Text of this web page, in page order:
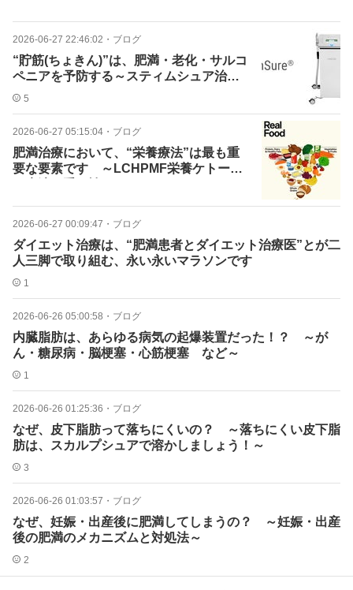
2026-06-27 22:46:02 ・ ブログ
“貯筋(ちょきん)”は、肥満・老化・サルコ
ペニアを予防する～スティムシュア治療
のすすめ～
5
2026-06-27 05:15:04 ・ ブログ
肥満治療において、“栄養療法”は最も重
要な要素です ～LCHPMF栄養ケトーシ
2026-06-27 00:09:47 ・ ブログ
ダイエット治療は、“肥満患者とダイエット治療医”とが二
人三脚で取り組む、永い永いマラソンです
1
2026-06-26 05:00:58 ・ ブログ
内臓脂肪は、あらゆる病気の起爆装置だった！？ ～が
ん・糖尿病・脳梗塞・心筋梗塞 など～
1
2026-06-26 01:25:36 ・ ブログ
なぜ、皮下脂肪って落ちにくいの？ ～落ちにくい皮下脂
肪は、スカルプシュアで溶かしましょう！～
3
2026-06-26 01:03:57 ・ ブログ
なぜ、妊娠・出産後に肥満してしまうの？ ～妊娠・出産
後の肥満のメカニズムと対処法～
2